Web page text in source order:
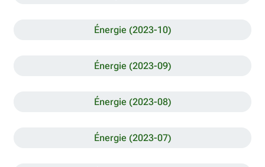
Énergie (2023-10)
Énergie (2023-09)
Énergie (2023-08)
Énergie (2023-07)